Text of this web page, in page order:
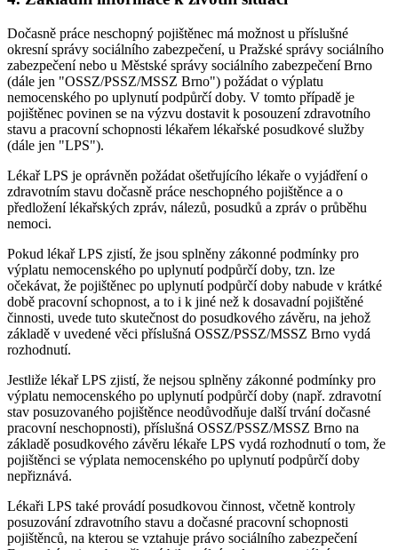
Dočasně práce neschopný pojištěnec má možnost u příslušné
okresní správy sociálního zabezpečení, u Pražské správy sociálního
zabezpečení nebo u Městské správy sociálního zabezpečení Brno
(dále jen "OSSZ/PSSZ/MSSZ Brno") požádat o výplatu
nemocenského po uplynutí podpůrčí doby. V tomto případě je
pojištěnec povinen se na výzvu dostavit k posouzení zdravotního
stavu a pracovní schopnosti lékařem lékařské posudkové služby
(dále jen "LPS").
Lékař LPS je oprávněn požádat ošetřujícího lékaře o vyjádření o
zdravotním stavu dočasně práce neschopného pojištěnce a o
předložení lékařských zpráv, nálezů, posudků a zpráv o průběhu
nemoci.
Pokud lékař LPS zjistí, že jsou splněny zákonné podmínky pro
výplatu nemocenského po uplynutí podpůrčí doby, tzn. lze
očekávat, že pojištěnec po uplynutí podpůrčí doby nabude v krátké
době pracovní schopnost, a to i k jiné než k dosavadní pojištěné
činnosti, uvede tuto skutečnost do posudkového závěru, na jehož
základě v uvedené věci příslušná OSSZ/PSSZ/MSSZ Brno vydá
rozhodnutí.
Jestliže lékař LPS zjistí, že nejsou splněny zákonné podmínky pro
výplatu nemocenského po uplynutí podpůrčí doby (např. zdravotní
stav posuzovaného pojištěnce neodůvodňuje další trvání dočasné
pracovní neschopnosti), příslušná OSSZ/PSSZ/MSSZ Brno na
základě posudkového závěru lékaře LPS vydá rozhodnutí o tom, že
pojištěnci se výplata nemocenského po uplynutí podpůrčí doby
nepřiznává.
Lékaři LPS také provádí posudkovou činnost, včetně kontroly
posuzování zdravotního stavu a dočasné pracovní schopnosti
pojištěnců, na kterou se vztahuje právo sociálního zabezpečení